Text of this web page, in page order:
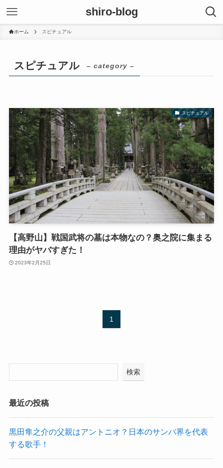
shiro-blog
ホーム スピチュアル
スピチュアル – category –
スピチュアル
【高野山】戦国武将の墓は本物なの？奥之院に集まる
理由がヤバすぎた！
2023年2月25日
1
検索
最近の投稿
黒田隼之介の父親はアントニオ？日本のサンバ界を代表
する歌手！